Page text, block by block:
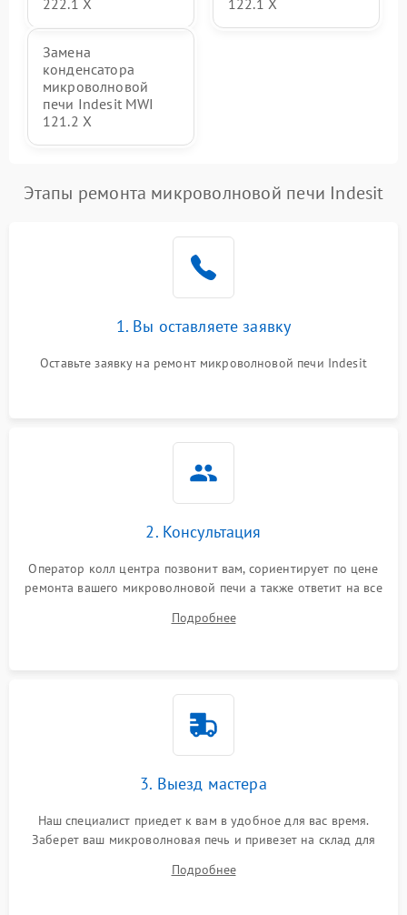
222.1 X 122.1 X
Замена
конденсатора
микроволновой
печи Indesit MWI
121.2 X
Этапы ремонта микроволновой печи Indesit
1. Вы оставляете заявку
Оставьте заявку на ремонт микроволновой печи Indesit
2. Консультация
Оператор колл центра позвонит вам, сориентирует по цене
ремонта вашего микроволновой печи а также ответит на все
Подробнее
3. Выезд мастера
Наш специалист приедет к вам в удобное для вас время.
Заберет ваш микроволновая печь и привезет на склад для
Подробнее